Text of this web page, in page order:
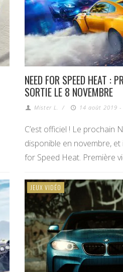
NEED FOR SPEED HEAT :
SORTIE LE 8 NOVEMBRE
Mister L. / 14 août 2019
C’est officiel ! Le prochain
disponible en novembre,
for Speed Heat. Première
JEUX VIDÉO